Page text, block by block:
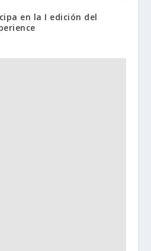
en la I edición del